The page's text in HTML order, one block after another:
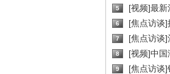
5 [视频]最新
6 [焦点访谈]
7 [焦点访谈]
8 [视频]中国
9 [焦点访谈]